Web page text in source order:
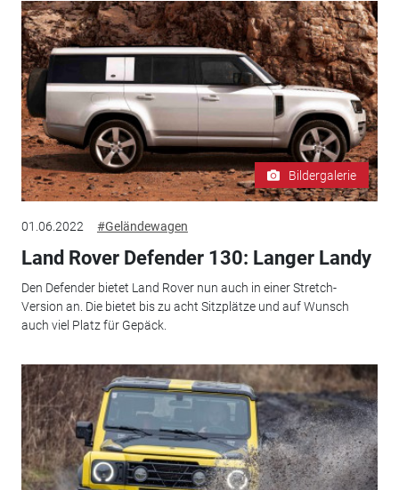
Bildergalerie
01.06.2022 #Geländewagen
Land Rover Defender 130: Langer Landy
Den Defender bietet Land Rover nun auch in einer Stretch-
Version an. Die bietet bis zu acht Sitzplätze und auf Wunsch
auch viel Platz für Gepäck.